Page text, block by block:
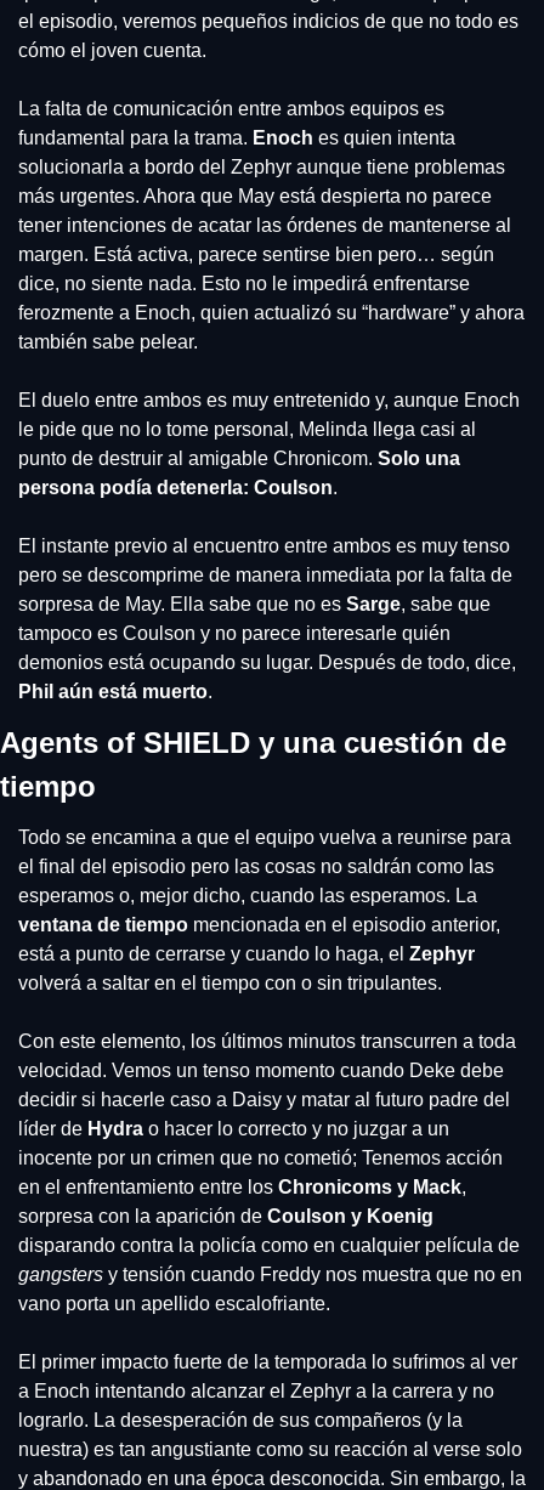
el episodio, veremos pequeños indicios de que no todo es
cómo el joven cuenta.
La falta de comunicación entre ambos equipos es
fundamental para la trama. Enoch es quien intenta
solucionarla a bordo del Zephyr aunque tiene problemas
más urgentes. Ahora que May está despierta no parece
tener intenciones de acatar las órdenes de mantenerse al
margen. Está activa, parece sentirse bien pero… según
dice, no siente nada. Esto no le impedirá enfrentarse
ferozmente a Enoch, quien actualizó su “hardware” y ahora
también sabe pelear.
El duelo entre ambos es muy entretenido y, aunque Enoch
le pide que no lo tome personal, Melinda llega casi al
punto de destruir al amigable Chronicom. Solo una
persona podía detenerla: Coulson.
El instante previo al encuentro entre ambos es muy tenso
pero se descomprime de manera inmediata por la falta de
sorpresa de May. Ella sabe que no es Sarge, sabe que
tampoco es Coulson y no parece interesarle quién
Phil aún está muerto.
Agents of SHIELD y una cuestión de
tiempo
Todo se encamina a que el equipo vuelva a reunirse para
el final del episodio pero las cosas no saldrán como las
ventana de tiempo mencionada en el episodio anterior,
está a punto de cerrarse y cuando lo haga, el
volverá a saltar en el tiempo con o sin tripulantes.
Con este elemento, los últimos minutos transcurren a toda
velocidad. Vemos un tenso momento cuando Deke debe
decidir si hacerle caso a Daisy y matar al futuro padre del
líder de Hydra o hacer lo correcto y no juzgar a un
inocente por un crimen que no cometió; Tenemos acción
en el enfrentamiento entre los Chronicoms y Mack,
sorpresa con la aparición de Coulson y Koenig
gangsters y tensión cuando Freddy nos muestra que no en
vano porta un apellido escalofriante.
El primer impacto fuerte de la temporada lo sufrimos al ver
a Enoch intentando alcanzar el Zephyr a la carrera y no
lograrlo. La desesperación de sus compañeros (y la
nuestra) es tan angustiante como su reacción al verse solo
y abandonado en una época desconocida. Sin embargo, la